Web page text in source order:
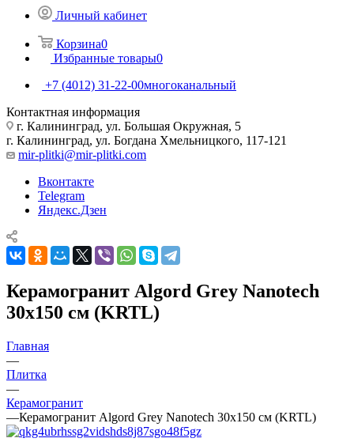
Личный кабинет
Корзина0
Избранные товары0
+7 (4012) 31-22-00многоканальный
Контактная информация
г. Калининград, ул. Большая Окружная, 5
г. Калининград, ул. Богдана Хмельницкого, 117-121
mir-plitki@mir-plitki.com
Вконтакте
Telegram
Яндекс.Дзен
Керамогранит Algord Grey Nanotech
30x150 см (KRTL)
Главная
—
Плитка
—
Керамогранит
—Керамогранит Algord Grey Nanotech 30x150 см (KRTL)